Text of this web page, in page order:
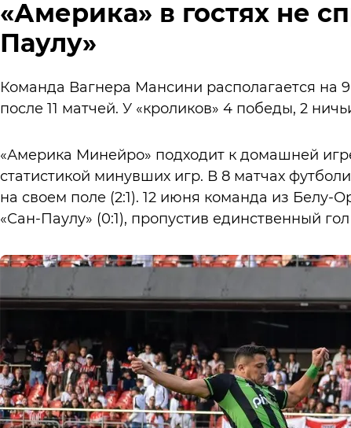
«Америка» в гостях не
Паулу»
Команда Вагнера Мансини располагается на
после 11 матчей. У «кроликов» 4 победы, 2
«Америка Минейро» подходит к домашней
статистикой минувших игр. В 8 матчах
на своем поле (2:1). 12 июня команда из Белу-
«Сан-Паулу» (0:1), пропустив единственный